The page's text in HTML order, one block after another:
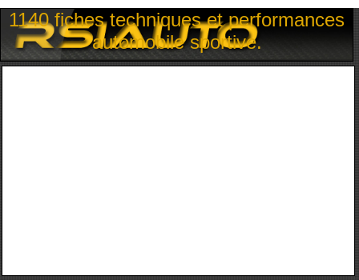
1140 fiches techniques et performances
automobile sportive.